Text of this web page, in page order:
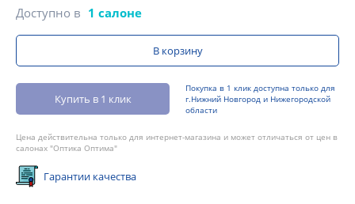
Доступно в 1 салоне
В корзину
Купить в 1 клик
Покупка в 1 клик доступна только для
г.Нижний Новгород и Нижегородской
области
Цена действительна только для интернет-магазина и может отличаться от цен в
салонах "Оптика Оптима"
Гарантии качества